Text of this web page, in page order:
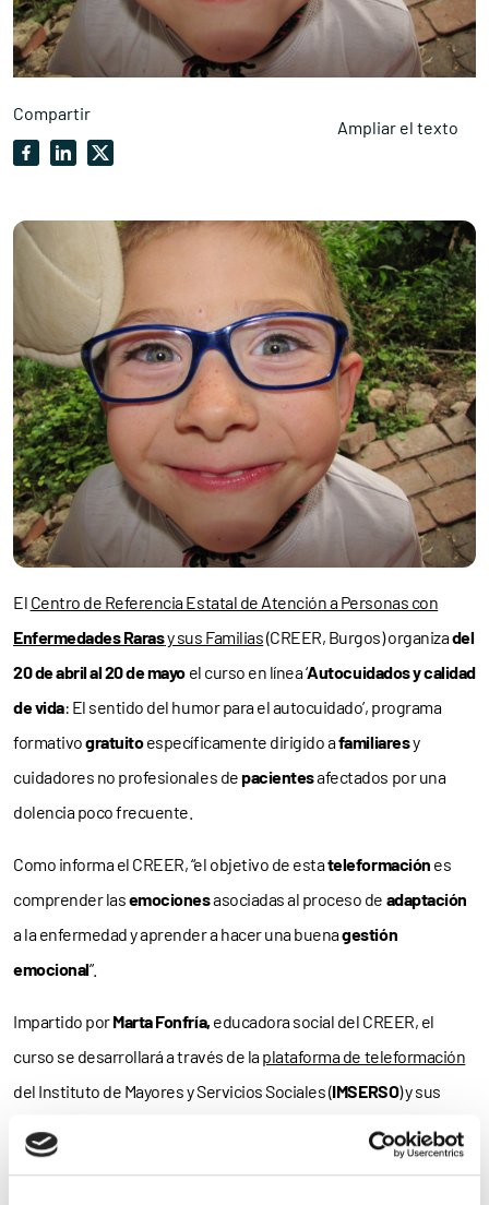
Compartir
Ampliar el texto
El Centro de Referencia Estatal de Atención a Personas con
Enfermedades Rarasy sus Familias(CREER, Burgos) organizadel
20 de abril al 20 de mayo el curso en línea ‘Autocuidados y calidad
de vida: El sentido del humor para el autocuidado’, programa
formativogratuitoespecíficamente dirigido afamiliaresy
cuidadores no profesionales depacientesafectados por una
dolencia poco frecuente.
Como informa el CREER, “el objetivo de estateleformación es
comprender lasemocionesasociadas al proceso de adaptación
a la enfermedad y aprender a hacer una buenagestión
emocional”.
Impartido porMarta Fonfría, educadora social del CREER, el
curso se desarrollará a través de laplataforma de teleformación
del Instituto de Mayores y Servicios Sociales (IMSERSO) y sus
para adquirir
conocimientos básicos sobre los efectos de la
y la